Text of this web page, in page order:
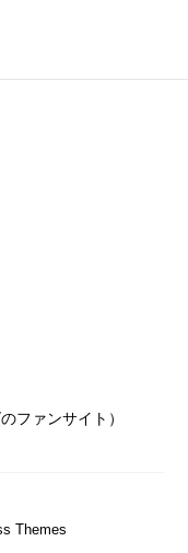
ファンサイト）
Themes